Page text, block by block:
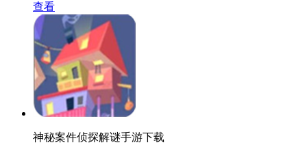
查看
神秘案件侦探解谜手游下载